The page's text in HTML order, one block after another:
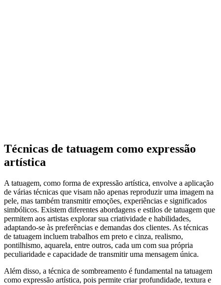
Técnicas de tatuagem como expressão
artística
A tatuagem, como forma de expressão artística, envolve a aplicação
de várias técnicas que visam não apenas reproduzir uma imagem na
pele, mas também transmitir emoções, experiências e significados
simbólicos. Existem diferentes abordagens e estilos de tatuagem que
permitem aos artistas explorar sua criatividade e habilidades,
adaptando-se às preferências e demandas dos clientes. As técnicas
de tatuagem incluem trabalhos em preto e cinza, realismo,
pontilhismo, aquarela, entre outros, cada um com sua própria
peculiaridade e capacidade de transmitir uma mensagem única.
Além disso, a técnica de sombreamento é fundamental na tatuagem
como expressão artística, pois permite criar profundidade, textura e